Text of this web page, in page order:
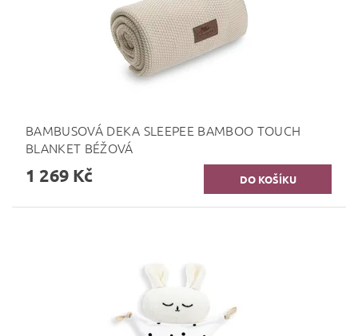
BAMBUSOVÁ DEKA SLEEPEE BAMBOO TOUCH
BLANKET BÉŽOVÁ
1 269 Kč